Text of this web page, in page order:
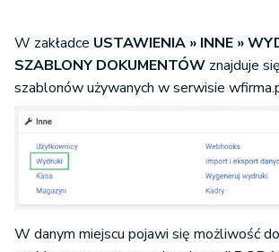
W zakładce USTAWIENIA » INNE »
SZABLONY DOKUMENTÓW znajduje
szablonów używanych w serwisie
W danym miejscu pojawi się możliwość